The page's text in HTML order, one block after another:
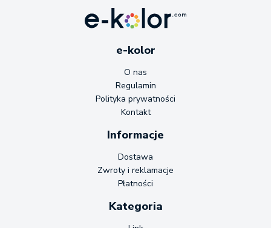
e-kolor
O nas
Regulamin
Polityka prywatności
Kontakt
Informacje
Dostawa
Zwroty i reklamacje
Płatności
Kategoria